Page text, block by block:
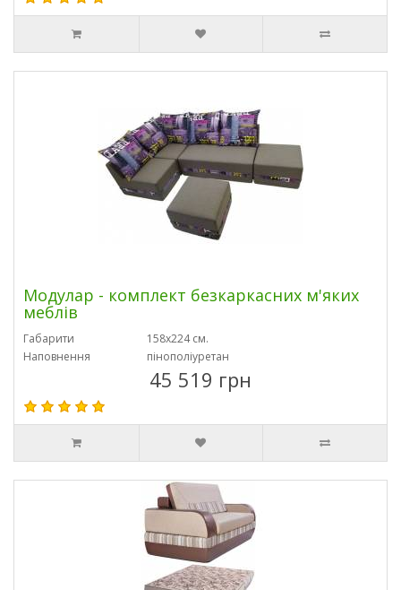
Модулар - комплект безкаркасних м'яких
меблів
Габарити
158х224 см.
Наповнення
пінополіуретан
45 519 грн